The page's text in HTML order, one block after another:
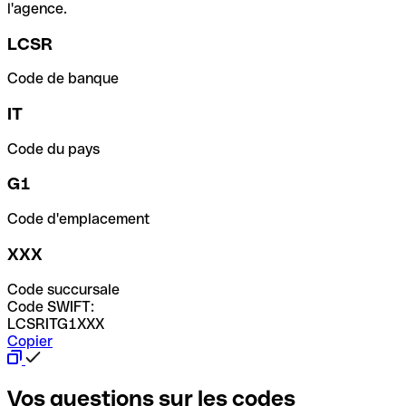
l'agence.
LCSR
Code de banque
IT
Code du pays
G1
Code d'emplacement
XXX
Code succursale
Code SWIFT:
LCSRITG1XXX
Copier
Vos questions sur les codes